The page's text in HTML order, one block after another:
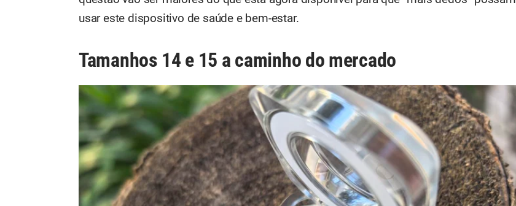
usar este dispositivo de saúde e bem-estar.
Tamanhos 14 e 15 a caminho do mercado